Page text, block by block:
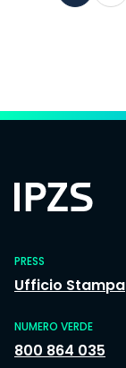
PRESS
Ufficio Stampa
NUMERO VERDE
800 864 035